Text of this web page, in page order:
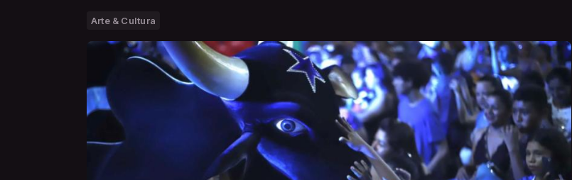
Arte & Cultura